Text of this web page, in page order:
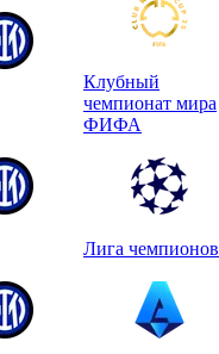
Клубный
чемпионат мира
ФИФА
Лига чемпионов